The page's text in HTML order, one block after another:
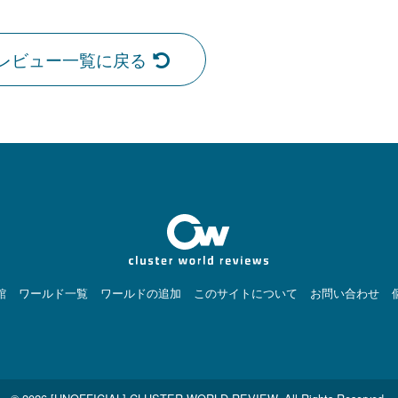
ビュー一覧に戻る
ワールド一覧 ワールドの追加 このサイトについて お問い合わせ